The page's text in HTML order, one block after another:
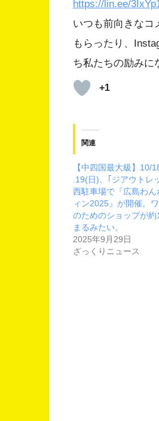
https://lin.ee/
いつも前向きなコ
もらったり、
ち私たちの励みに
+1
関連
【中四国最大級】10/
.19(日)、｢ジアウトレ
西駐車場で『広島わん
ィン2025』が開催。
のためのショップが
まるみたい。
2025年9月29日
ざっくりニュース